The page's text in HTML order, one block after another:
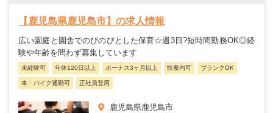
【鹿児島県鹿児島市】の求人情報
広い園庭と園舎でのびのびとした保育☆週3日?短時間勤務OK◎経
験や年齢を問わず募集しています
未経験可 年休120日以上 ボーナス3ヶ月以上 扶養内可 ブランクOK
車・バイク通勤可 正社員登用
鹿児島県鹿児島市